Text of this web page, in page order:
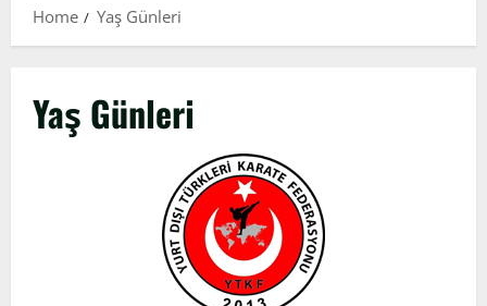
Home Yaş Günleri
Yaş Günleri